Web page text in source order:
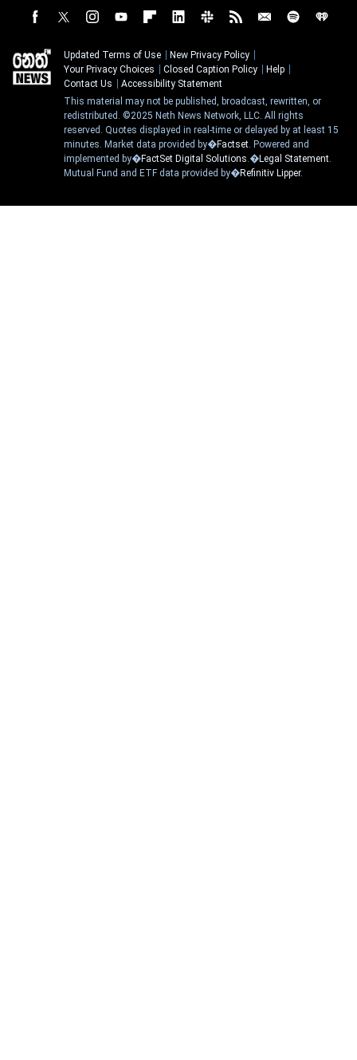
Updated Terms of Use
New Privacy Policy
Your Privacy Choices
Closed Caption Policy
Help
Contact Us
Accessibility Statement
This material may not be published, broadcast, rewritten, or
redistributed. ©2025 Neth News Network, LLC. All rights
reserved. Quotes displayed in real-time or delayed by at least 15
minutes. Market data provided by�Factset. Powered and
implemented by�FactSet Digital Solutions.�Legal Statement.
Mutual Fund and ETF data provided by�Refinitiv Lipper.